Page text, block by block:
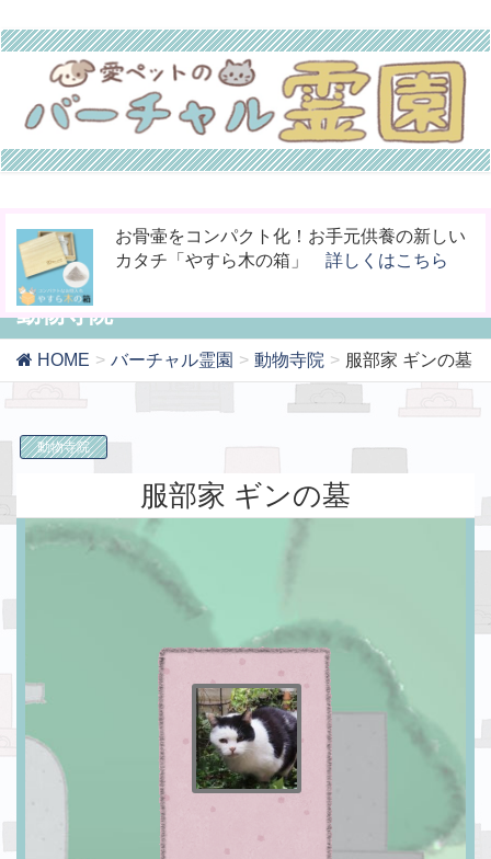
今までなかった！小動物専用の桐のお骨入れ
「タイムBOX桐」詳しくはこちら
ペットの命日や周忌にオンライン上で法要を
行える「リモート供養」 詳しくはこちら
お骨壷をコンパクト化！お手元供養の新しい
カタチ「やすら木の箱」 詳しくはこちら
動物寺院
HOME バーチャル霊園 動物寺院 服部家 ギンの墓
動物寺院
服部家 ギンの墓